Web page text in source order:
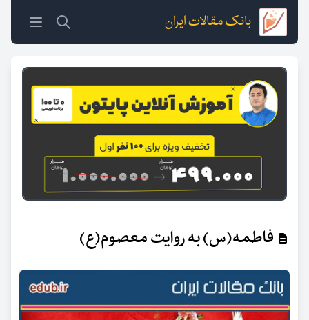
بانک مقالات ایران
فاطمه(س) به روایت معصوم(ع)